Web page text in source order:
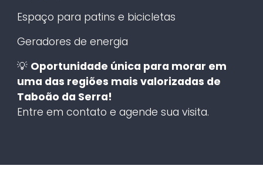
Espaço para patins e bicicletas
Geradores de energia
💡 Oportunidade única para morar em
uma das regiões mais valorizadas de
Taboão da Serra!
Entre em contato e agende sua visita.